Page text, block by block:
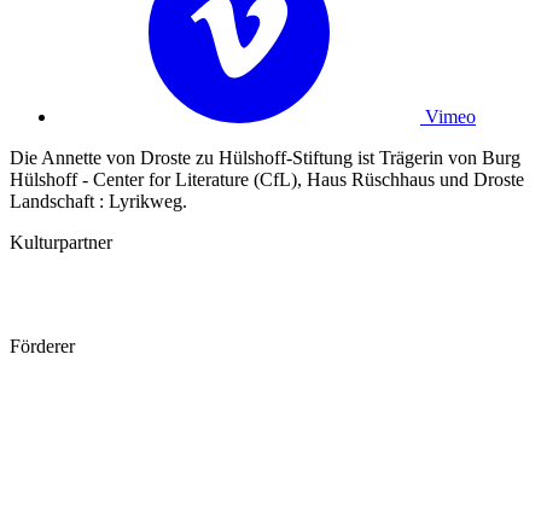
Vimeo
Die Annette von Droste zu Hülshoff-Stiftung ist Trägerin von Burg
Hülshoff - Center for Literature (CfL), Haus Rüschhaus und Droste
Landschaft : Lyrikweg.
Kulturpartner
Förderer